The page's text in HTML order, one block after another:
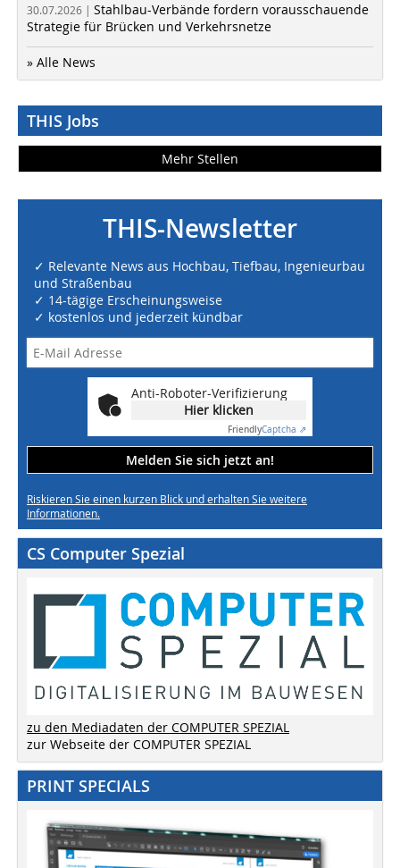
30.07.2026 | Stahlbau-Verbände fordern vorausschauende
Strategie für Brücken und Verkehrsnetze
» Alle News
THIS Jobs
Mehr Stellen
THIS-Newsletter
✓ Relevante News aus Hochbau, Tiefbau, Ingenieurbau
und Straßenbau
✓ 14-tägige Erscheinungsweise
✓ kostenlos und jederzeit kündbar
Anti-Roboter-Verifizierung
Hier klicken
FriendlyCaptcha ⇗
Melden Sie sich jetzt an!
Riskieren Sie einen kurzen Blick und erhalten Sie weitere
Informationen.
CS Computer Spezial
zu den Mediadaten der COMPUTER SPEZIAL
zur Webseite der COMPUTER SPEZIAL
PRINT SPECIALS